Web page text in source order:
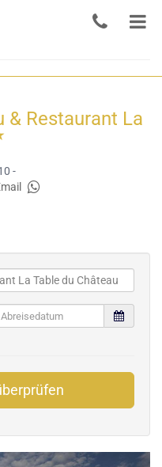
& Restaurant La
-